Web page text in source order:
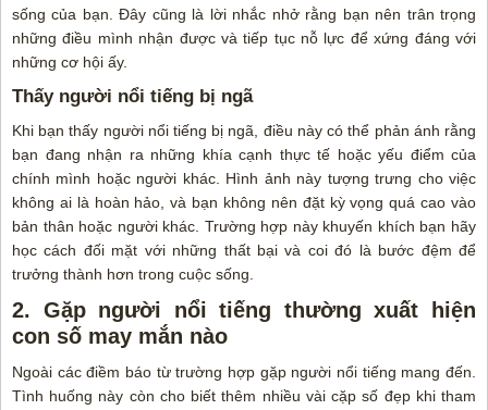
sống của bạn. Đây cũng là lời nhắc nhở rằng bạn nên trân trọng
những điều mình nhận được và tiếp tục nỗ lực để xứng đáng với
những cơ hội ấy.
Thấy người nổi tiếng bị ngã
Khi bạn thấy người nổi tiếng bị ngã, điều này có thể phản ánh rằng
bạn đang nhận ra những khía cạnh thực tế hoặc yếu điểm của
chính mình hoặc người khác. Hình ảnh này tượng trưng cho việc
không ai là hoàn hảo, và bạn không nên đặt kỳ vọng quá cao vào
bản thân hoặc người khác. Trường hợp này khuyến khích bạn hãy
học cách đối mặt với những thất bại và coi đó là bước đệm để
trưởng thành hơn trong cuộc sống.
2. Gặp người nổi tiếng thường xuất hiện
con số may mắn nào
Ngoài các điềm báo từ trường hợp gặp người nổi tiếng mang đến.
Tình huống này còn cho biết thêm nhiều vài cặp số đẹp khi tham